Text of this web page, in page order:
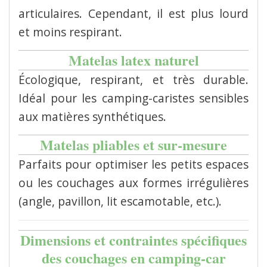
articulaires. Cependant, il est plus lourd
et moins respirant.
Matelas latex naturel
Écologique, respirant, et très durable.
Idéal pour les camping-caristes sensibles
aux matières synthétiques.
Matelas pliables et sur-mesure
Parfaits pour optimiser les petits espaces
ou les couchages aux formes irrégulières
(angle, pavillon, lit escamotable, etc.).
Dimensions et contraintes spécifiques
des couchages en camping-car